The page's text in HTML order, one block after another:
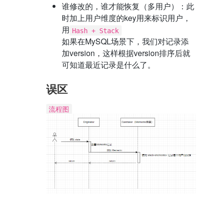
谁修改的，谁才能恢复（多用户）：此
时加上用户维度的key用来标识用户，
用 Hash + Stack
如果在MySQL场景下，我们对记录添
加version，这样根据version排序后就
可知道最近记录是什么了。
误区
流程图